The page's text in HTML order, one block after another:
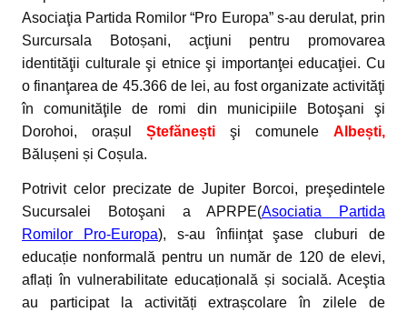
Asociaţia Partida Romilor “Pro Europa” s-au derulat, prin
Surcursala Botoșani, acţiuni pentru promovarea
identităţii culturale şi etnice şi importanţei educaţiei. Cu
o finanţarea de 45.366 de lei, au fost organizate activităţi
în comunităţile de romi din municipiile Botoşani şi
Dorohoi, orașul
Ștefănești şi comunele Albești,
Bălușeni și Coșula.
Potrivit celor precizate de Jupiter Borcoi, preşedintele
Sucursalei Botoşani a APRPE(Asociatia Partida
Romilor Pro-Europa), s-au înfiinţat şase cluburi de
educație nonformală pentru un număr de 120 de elevi,
aflați în vulnerabilitate educațională și socială. Aceştia
au participat la activități extrașcolare în zilele de